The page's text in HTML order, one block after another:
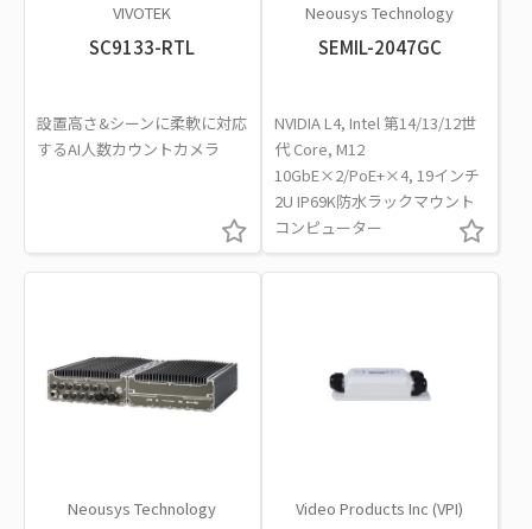
VIVOTEK
SC9133-RTL
設置高さ&シーンに柔軟に対応
するAI人数カウントカメラ
Neousys Technology
SEMIL-2047GC
NVIDIA L4, Intel 第14/13/12世
代 Core, M12
10GbE×2/PoE+×4, 19インチ
2U IP69K防水ラックマウント
コンピューター
Neousys Technology Video Products Inc (VPI)